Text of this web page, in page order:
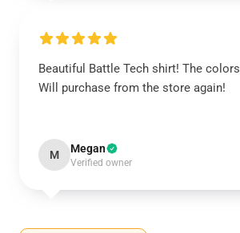
Beautiful Battle Tech shirt! The
Will purchase from the store again!
M Megan
Verified owner